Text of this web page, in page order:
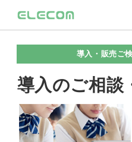
導入・販売ご
導入のご相談